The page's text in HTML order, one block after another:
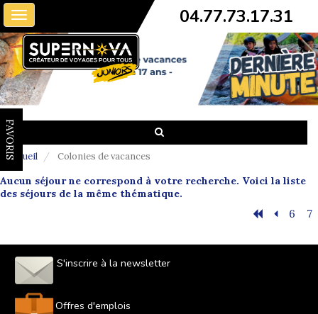
Toggle
navigation
04.77.73.17.31
FAVORIS
Accueil Colonies de vacances
Aucun séjour ne correspond à votre recherche. Voici la liste
des séjours de la même thématique.
6 7
S'inscrire à la newsletter
Offres d'emplois